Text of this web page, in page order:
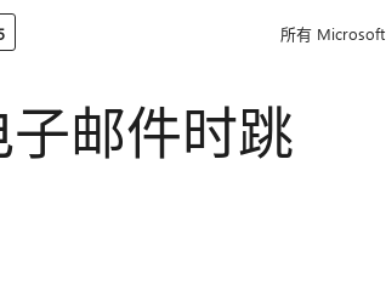
所有 Microsoft
邮件时跳